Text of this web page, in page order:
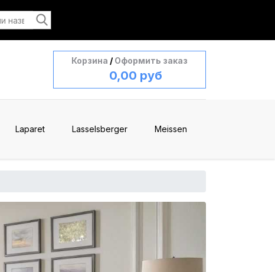
Корзина / Оформить заказ
0,00 руб
Laparet Lasselsberger Meissen